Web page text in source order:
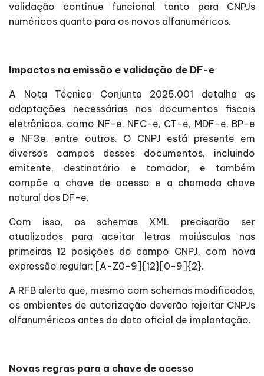
validação continue funcional tanto para CNPJs
numéricos quanto para os novos alfanuméricos.
Impactos na emissão e validação de DF-e
A Nota Técnica Conjunta 2025.001 detalha as
adaptações necessárias nos documentos fiscais
eletrônicos, como NF-e, NFC-e, CT-e, MDF-e, BP-e
e NF3e, entre outros. O CNPJ está presente em
diversos campos desses documentos, incluindo
emitente, destinatário e tomador, e também
compõe a chave de acesso e a chamada chave
natural dos DF-e.
Com isso, os schemas XML precisarão ser
atualizados para aceitar letras maiúsculas nas
primeiras 12 posições do campo CNPJ, com nova
expressão regular: [A-Z0-9]{12}[0-9]{2}.
A RFB alerta que, mesmo com schemas modificados,
os ambientes de autorização deverão rejeitar CNPJs
alfanuméricos antes da data oficial de implantação.
Novas regras para a chave de acesso